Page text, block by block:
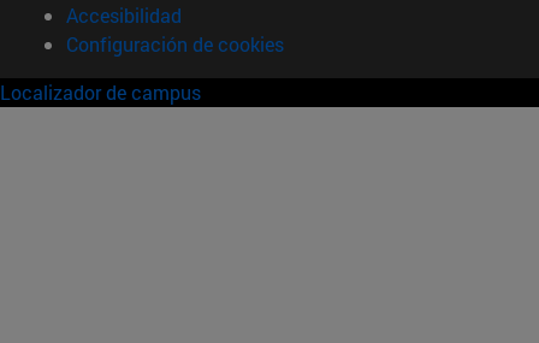
Accesibilidad
Configuración de cookies
Localizador de campus